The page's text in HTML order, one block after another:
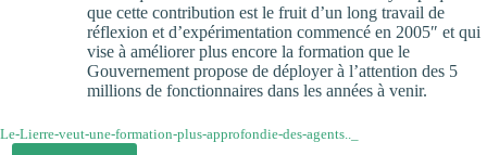
que cette contribution est le fruit d’un long travail de
réflexion et d’expérimentation commencé en 2005″ et qui
vise à améliorer plus encore la formation que le
Gouvernement propose de déployer à l’attention des 5
millions de fonctionnaires dans les années à venir.
Le-Lierre-veut-une-formation-plus-approfondie-des-agents.._